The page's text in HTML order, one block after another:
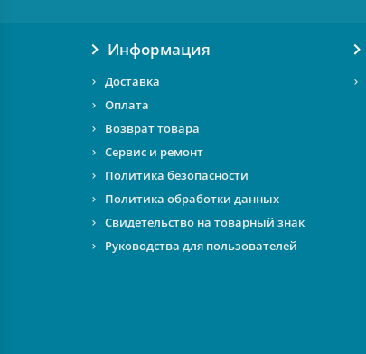
Информация
Доставка
Оплата
Возврат товара
Сервис и ремонт
Политика безопасности
Политика обработки данных
Свидетельство на товарный знак
Руководства для пользователей